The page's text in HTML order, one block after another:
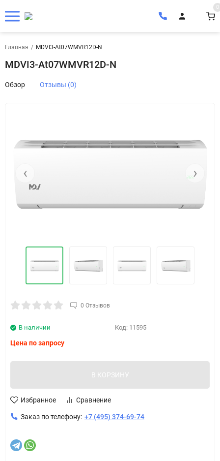
0
Главная / MDVI3-At07WMVR12D-N
MDVI3-At07WMVR12D-N
Обзор Отзывы (0)
‹ ›
0 Отзывов
Код: 11595
В наличии
Цена по запросу
В КОРЗИНУ
Избранное Сравнение
Заказ по телефону: +7 (495) 374-69-74